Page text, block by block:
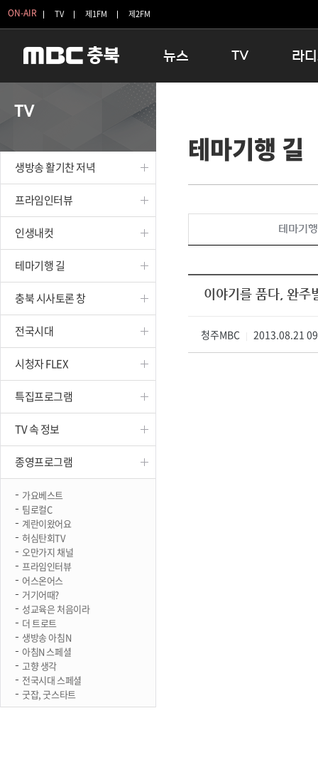
ON-AIR TV 제1FM 제2FM
뉴스
보은
옥천
TV
인생내컷
테마기행 길
시청자 FLEX
종영프로그램
라
16:00
우리 고
TV
생방송 활기찬 저녁
프라임인터뷰
인생내컷
테마기행 길
충북 시사토론 창
전국시대
시청자 FLEX
특집프로그램
TV 속 정보
종영프로그램
가요베스트
팀로컬C
계란이왔어요
허심탄회TV
오만가지 채널
프라임인터뷰
어스온어스
거기어때?
성교육은 처음이라
더 트로트
생방송 아침N
아침N 스페셜
고향 생각
전국시대 스페셜
굿잡, 굿스타트
테마기행 길
테마기
이야기를 품다, 완주
청주MBC 2013.08.21